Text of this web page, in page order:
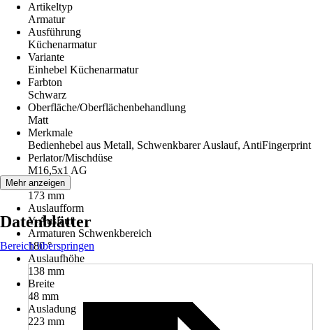
Artikeltyp
Armatur
Ausführung
Küchenarmatur
Variante
Einhebel Küchenarmatur
Farbton
Schwarz
Oberfläche/Oberflächenbehandlung
Matt
Merkmale
Bedienhebel aus Metall, Schwenkbarer Auslauf, AntiFingerprint
Perlator/Mischdüse
M16,5x1 AG
Höhe
173 mm
Auslaufform
Y-Auslauf
Armaturen Schwenkbereich
180 °
Auslaufhöhe
138 mm
Breite
48 mm
Ausladung
223 mm
Mehr anzeigen
Datenblätter
Bereich überspringen